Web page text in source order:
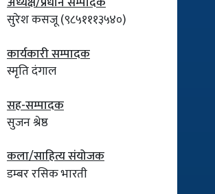
सुरेश कसजू (९८५१११३५४०)
कार्यकारी सम्पादक
स्मृति दंगाल
सह-सम्पादक
सुजन श्रेष्ठ
कला/साहित्य संयोजक
डम्बर रसिक भारती